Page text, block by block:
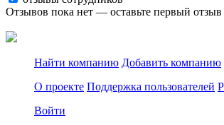
Отзывов пока нет — оставьте первый
Найти компанию Добавить компанию
О проекте Поддержка пользователей
Войти